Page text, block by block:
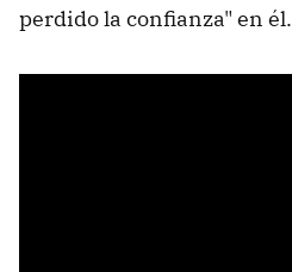
perdido la confianza" en él.